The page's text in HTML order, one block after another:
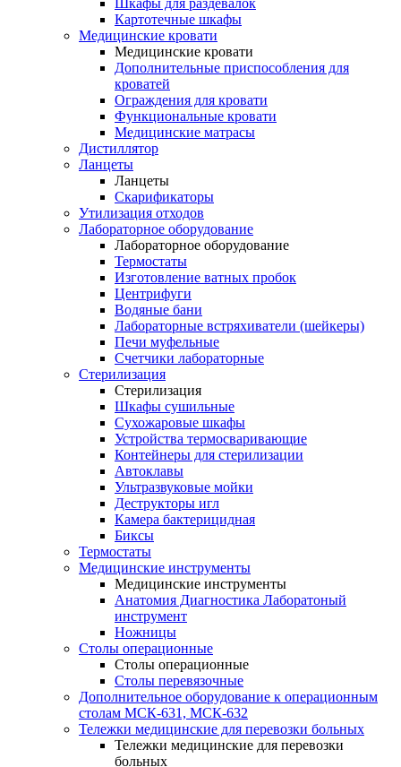
Шкафы для раздевалок
Картотечные шкафы
Медицинские кровати
Медицинские кровати
Дополнительные приспособления для
кроватей
Ограждения для кровати
Функциональные кровати
Медицинские матрасы
Дистиллятор
Ланцеты
Ланцеты
Скарификаторы
Утилизация отходов
Лабораторное оборудование
Лабораторное оборудование
Термостаты
Изготовление ватных пробок
Центрифуги
Водяные бани
Лабораторные встряхиватели (шейкеры)
Печи муфельные
Счетчики лабораторные
Стерилизация
Стерилизация
Шкафы сушильные
Сухожаровые шкафы
Устройства термосваривающие
Контейнеры для стерилизации
Автоклавы
Ультразвуковые мойки
Деструкторы игл
Камера бактерицидная
Биксы
Термостаты
Медицинские инструменты
Медицинские инструменты
Анатомия Диагностика Лаборатоный
инструмент
Ножницы
Столы операционные
Столы операционные
Столы перевязочные
Дополнительное оборудование к операционным
столам МСК-631, МСК-632
Тележки медицинские для перевозки больных
Тележки медицинские для перевозки
больных